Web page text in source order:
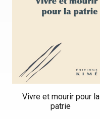
Vivre et mourir pour la
patrie